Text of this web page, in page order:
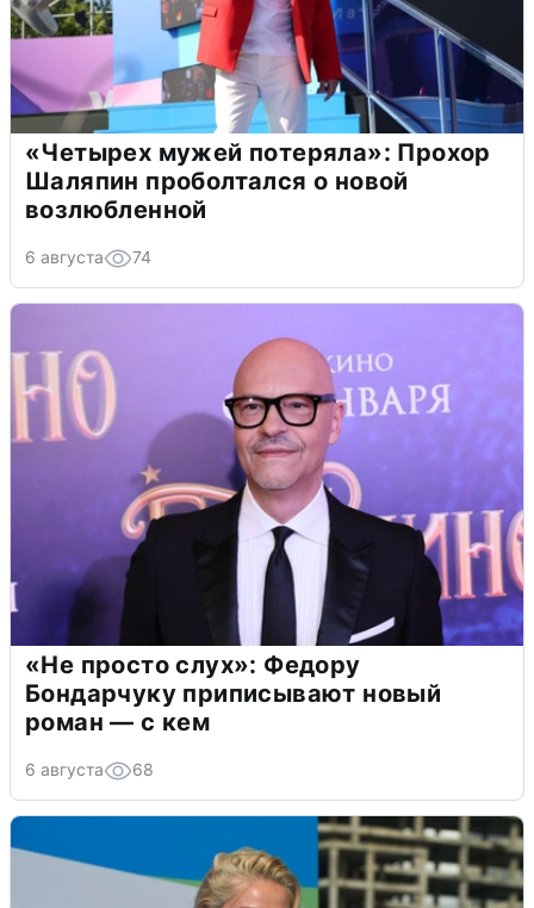
«Четырех мужей потеряла»: Прохор
Шаляпин проболтался о новой
возлюбленной
6 августа 74
«Не просто слух»: Федору
Бондарчуку приписывают новый
роман — с кем
6 августа 68